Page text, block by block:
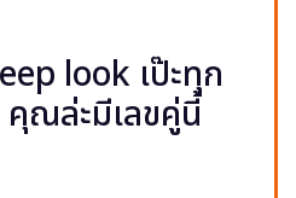
look เป๊ะทุก
ณล่ะมีเลขคู่นี้